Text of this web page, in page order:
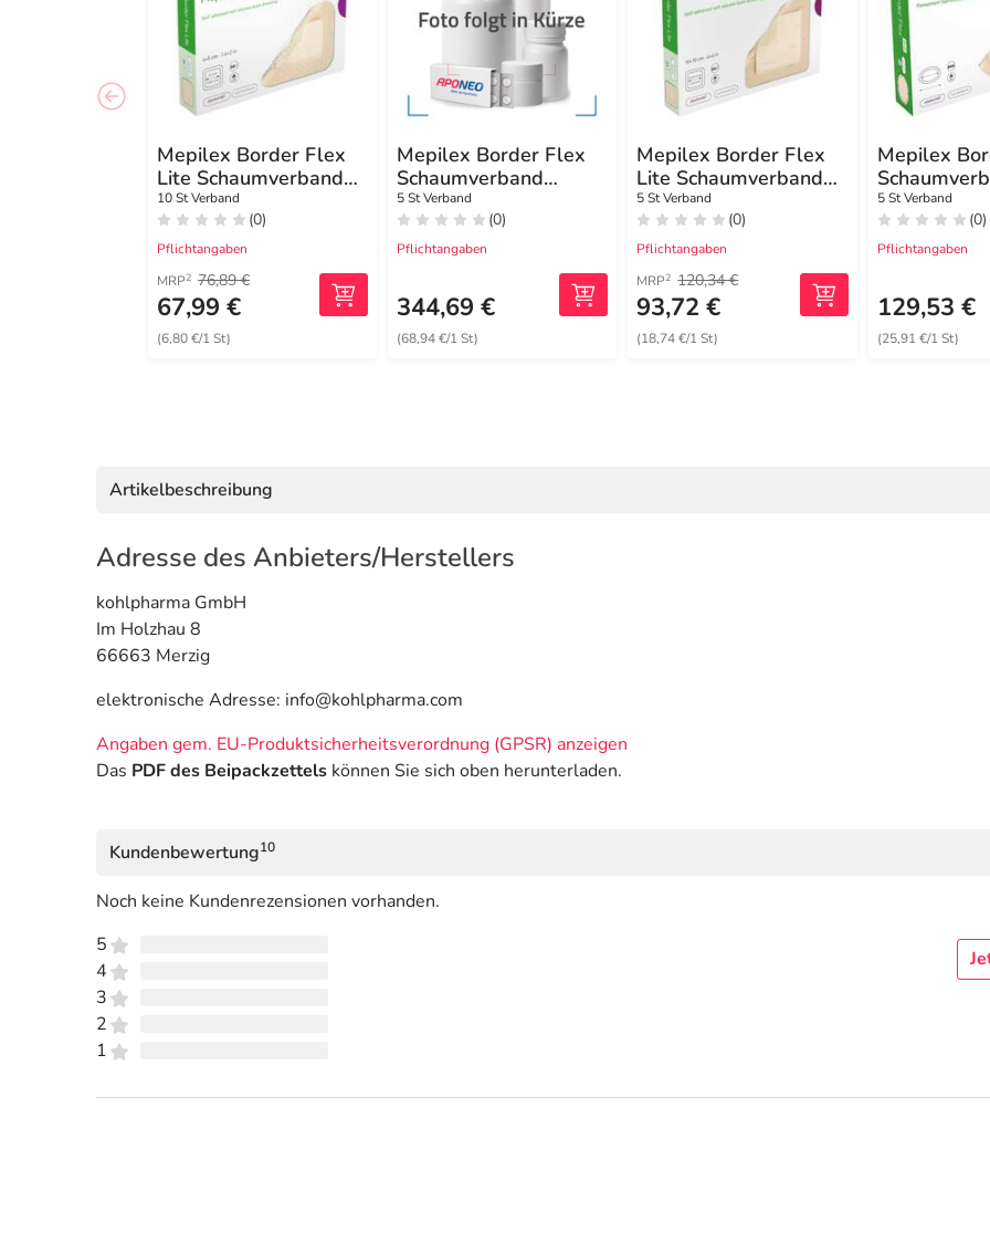
Mepilex Border Flex
Lite Schaumverband
4x5 cm
10 St Verband
(0)
Pflichtangaben
MRP2 76,89 €
67,99 €
(6,80 €/1 St)
Mepilex Border Flex
Schaumverband
haft.15x19 cm oval
5 St Verband
(0)
Pflichtangaben
344,69 €
(68,94 €/1 St)
Mepilex Border Flex
Lite Schaumverband
10x10 cm
5 St Verband
(0)
Pflichtangaben
MRP2 120,34 €
93,72 €
(18,74 €/1 St)
Mepilex
haft.7,8x10
5 St Verband
(0)
Pflichtangaben
129,53 €
(25,91 €/1 St)
Artikelbeschreibung
Adresse des Anbieters/Herstellers
kohlpharma GmbH
Im Holzhau 8
66663 Merzig
elektronische Adresse: info@kohlpharma.com
Angaben gem. EU-Produktsicherheitsverordnung (GPSR) anzeigen
Das PDF des Beipackzettels können Sie sich oben herunterladen.
Kundenbewertung10
Noch keine Kundenrezensionen vorhanden.
5
4
3
2
1